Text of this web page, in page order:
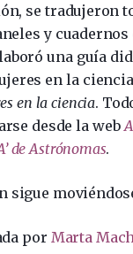
se tradujeron
y
una guía
en la
en la ciencia.
desde la web
de Astrónomas.
sigue
por Marta